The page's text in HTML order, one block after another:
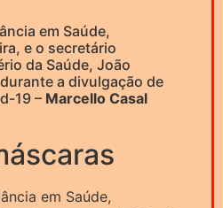
em Saúde,
e o secretário
da Saúde, João
a divulgação de
19 – Marcello Casal
em Saúde,